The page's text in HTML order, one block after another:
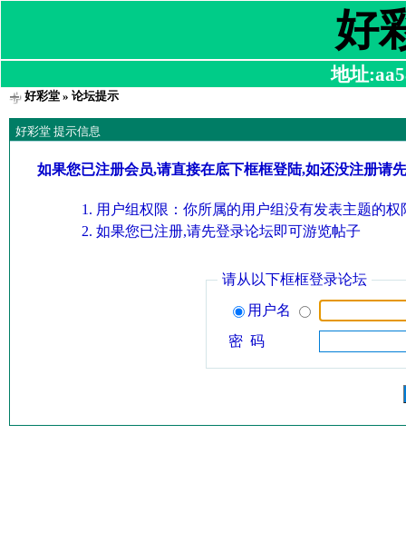
好
地址
好彩堂» 论坛提示
好彩堂 提示信息
如果您已注册会员,请直接在底下框框登陆,如还没注册请
用户组权限：你所属的用户组没有发表主题的权
如果您已注册,请先登录论坛即可游览帖子
请从以下框框登录论坛
用户名
密 码